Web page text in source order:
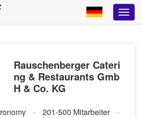
Rauschenberger Cateri
ng & Restaurants Gmb
H & Co. KG
201-500 Mitarbeiter